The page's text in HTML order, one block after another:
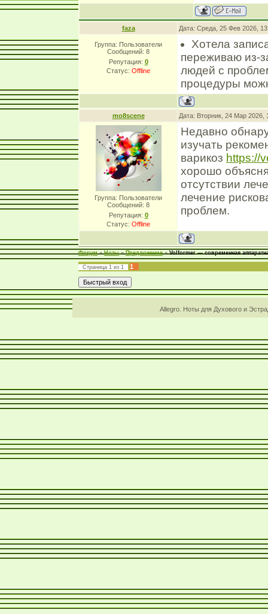
faza Дата: Среда, 25 Фев 2026,
Группа: Пользователи
Сообщений: 8
Репутация: 0
Статус: Offline
Хотела
переживаю из-
людей с
процедуры
mo8scene Дата: Вторник, 24 Мар
Группа: Пользователи
Сообщений: 8
Репутация: 0
Статус: Offline
Недавно
изучать
варикоз https://
хорошо
отсутствии
лечение
проблем.
Форум » Ноты » Предложение » Volformer — современная
Страница 1 из 1 1
Allegro. Ноты для Духового и